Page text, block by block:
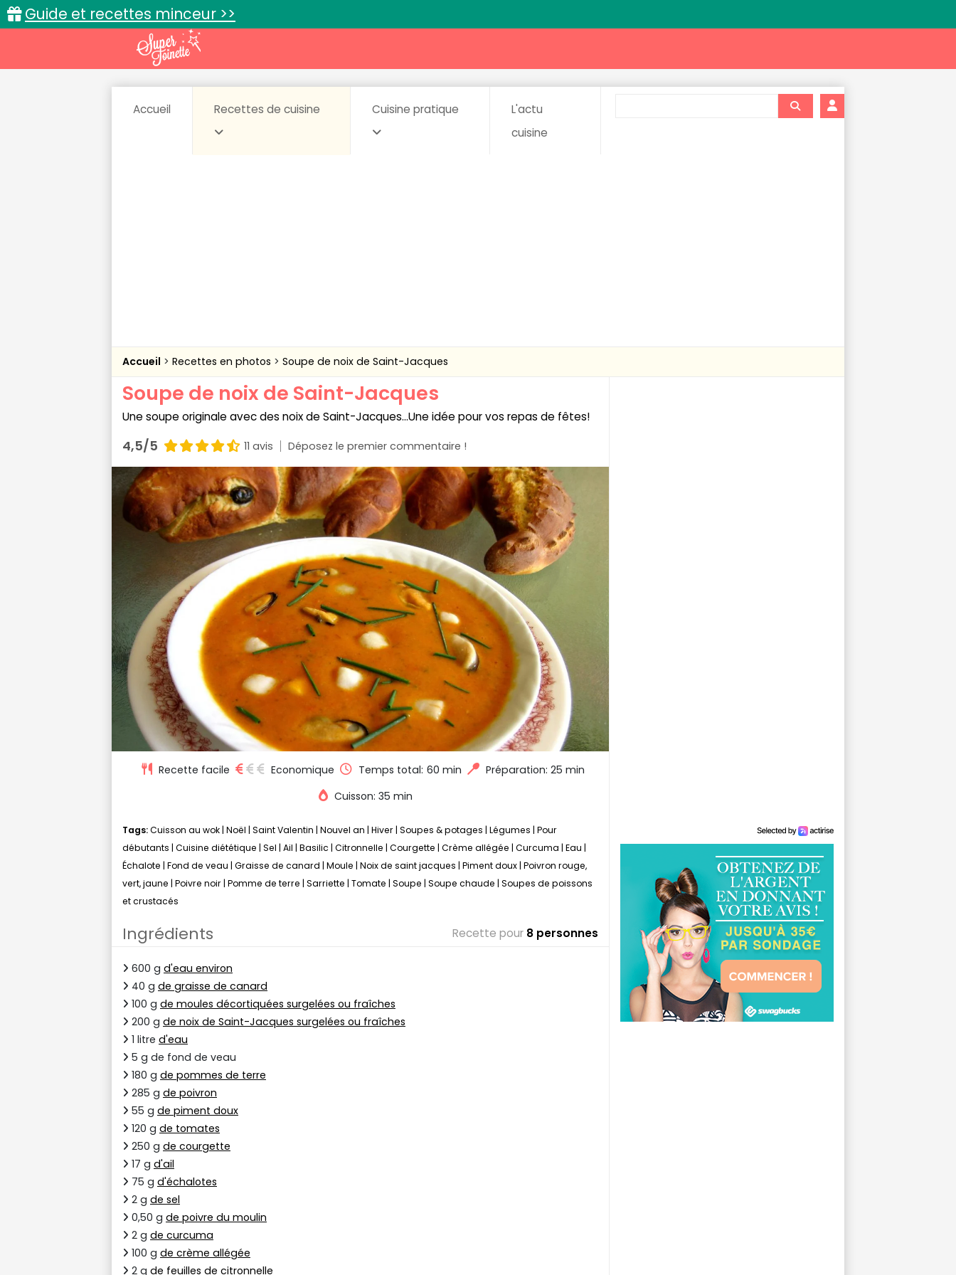
Guide et recettes minceur >>
Accueil Recettes de cuisine Cuisine pratique
L'actu
cuisine
Accueil Recettes en photos Soupe de noix de Saint-Jacques
Soupe de noix de Saint-Jacques
Une soupe originale avec des noix de Saint-Jacques...Une idée pour vos repas de fêtes!
4,5/5 11 avis Déposez le premier commentaire !
Recette facile Economique Temps total: 60 min
Préparation: 25 min
Cuisson: 35 min
Tags:Cuisson au wok | Noël | Saint Valentin | Nouvel an | Hiver | Soupes & potages | Légumes | Pour
débutants | Cuisine diététique | Sel | Ail | Basilic | Citronnelle | Courgette | Crème allégée | Curcuma | Eau |
Échalote | Fond de veau | Graisse de canard | Moule | Noix de saint jacques | Piment doux | Poivron rouge,
vert, jaune | Poivre noir | Pomme de terre | Sarriette | Tomate | Soupe | Soupe chaude | Soupes de poissons
et crustacés
Ingrédients Recette pour 8 personnes
600 g d'eau environ
40 g de graisse de canard
100 g de moules décortiquées surgelées ou fraîches
200 g de noix de Saint-Jacques surgelées ou fraîches
1 litre d'eau
5 g de fond de veau
180 g de pommes de terre
285 g de poivron
55 g de piment doux
120 g de tomates
250 g de courgette
17 g d'ail
75 g d'échalotes
2 g de sel
0,50 g de poivre du moulin
2 g de curcuma
100 g de crème allégée
2 g de feuilles de citronnelle